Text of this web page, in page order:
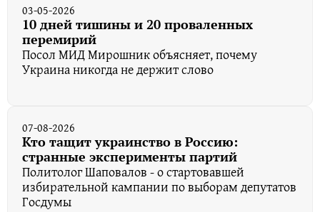
03-05-2026
10 дней тишины и 20 проваленных
перемирий
Посол МИД Мирошник объясняет, почему
Украина никогда не держит слово
07-08-2026
Кто тащит украинство в Россию:
странные эксперименты партий
Политолог Шаповалов - о стартовавшей
избирательной кампании по выборам депутатов
Госдумы